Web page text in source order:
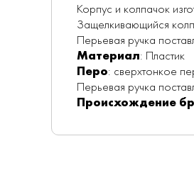
Корпус и колпачок
Защелкивающийся
Перьевая ручка
Материал: Пластик
Перо: сверхтонкое
Перьевая ручка
Происхождение